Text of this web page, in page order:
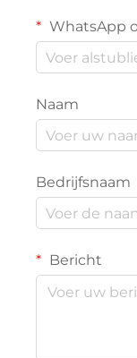
WhatsApp
Naam
Bedrijfsnaam
Bericht